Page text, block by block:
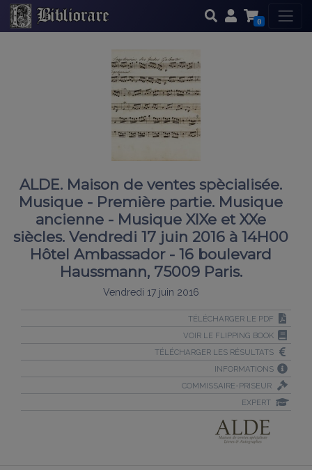
0
ALDE. Maison de ventes spècialisée.
Musique - Première partie. Musique
ancienne - Musique XIXe et XXe
siècles. Vendredi 17 juin 2016 à 14H00
Hôtel Ambassador - 16 boulevard
Haussmann, 75009 Paris.
Vendredi 17 juin 2016
TÉLÉCHARGER LE PDF
VOIR LE FLIPPING BOOK
TÉLÉCHARGER LES RÉSULTATS
INFORMATIONS
COMMISSAIRE-PRISEUR
EXPERT